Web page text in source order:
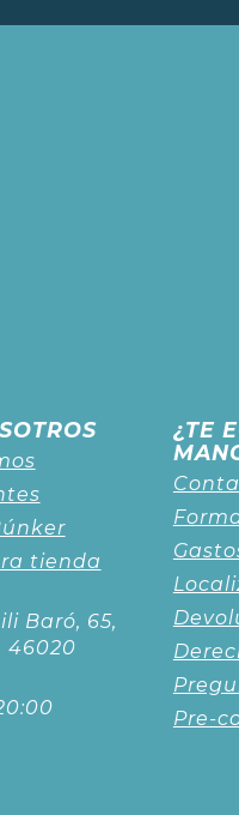
tienda
Baró, 65,
46020
¿TE
Pre-